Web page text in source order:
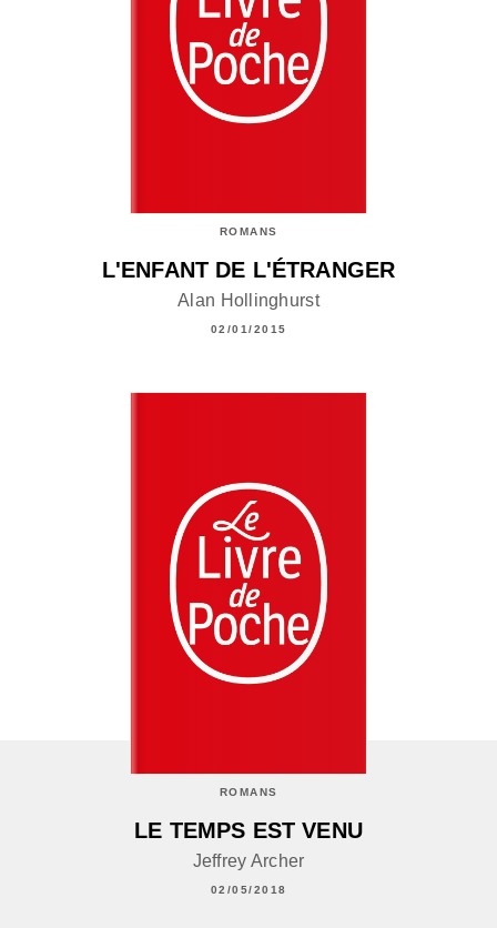
ROMANS
L'ENFANT DE L'ÉTRANGER
Alan Hollinghurst
02/01/2015
ROMANS
LE TEMPS EST VENU
Jeffrey Archer
02/05/2018